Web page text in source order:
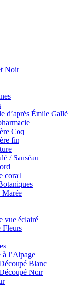
Noir
d’après Émile Gallé
Coq
fin
/ Sanséau
corail
Marée
vue éclairé
Fleurs
à l’Alpage
Blanc
Noir